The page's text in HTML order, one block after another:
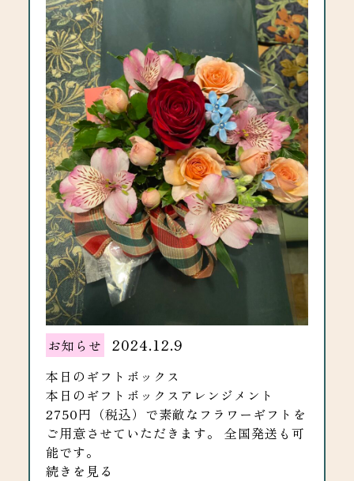
お知らせ 2024.12.9
本日のギフトボックス
本日のギフトボックスアレンジメント
2750円（税込）で素敵なフラワーギフトを
ご用意させていただきます。 全国発送も可
能です。
続きを見る